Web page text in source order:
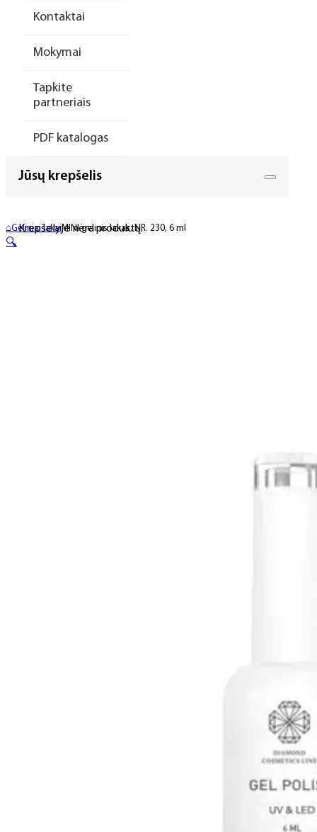
Kontaktai
Mokymai
Tapkite
partneriais
PDF katalogas
Jūsų krepšelis
Krepšelyje nėra produktų.
⌂Geliniai lakaiMINI gelinis lakas, NR. 230, 6 ml
🔍